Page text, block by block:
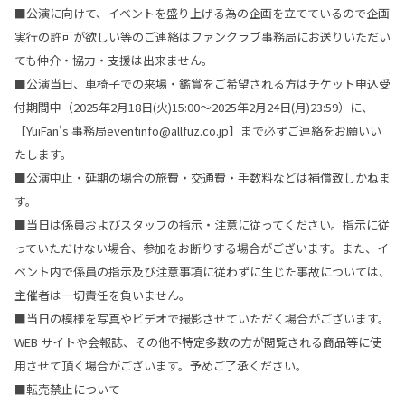
■公演に向けて、イベントを盛り上げる為の企画を立てているので企画
実行の許可が欲しい等のご連絡はファンクラブ事務局にお送りいただい
ても仲介・協力・支援は出来ません。
■公演当日、車椅子での来場・鑑賞をご希望される方はチケット申込受
付期間中（2025年2月18日(火)15:00～2025年2月24日(月)23:59）に、
【YuiFan’s 事務局eventinfo@allfuz.co.jp】まで必ずご連絡をお願いい
たします。
■公演中止・延期の場合の旅費・交通費・手数料などは補償致しかねま
す。
■当日は係員およびスタッフの指示・注意に従ってください。指示に従
っていただけない場合、参加をお断りする場合がございます。また、イ
ベント内で係員の指示及び注意事項に従わずに生じた事故については、
主催者は一切責任を負いません。
■当日の模様を写真やビデオで撮影させていただく場合がございます。
WEB サイトや会報誌、その他不特定多数の方が閲覧される商品等に使
用させて頂く場合がございます。予めご了承ください。
■転売禁止について